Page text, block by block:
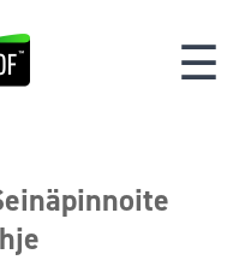
☰